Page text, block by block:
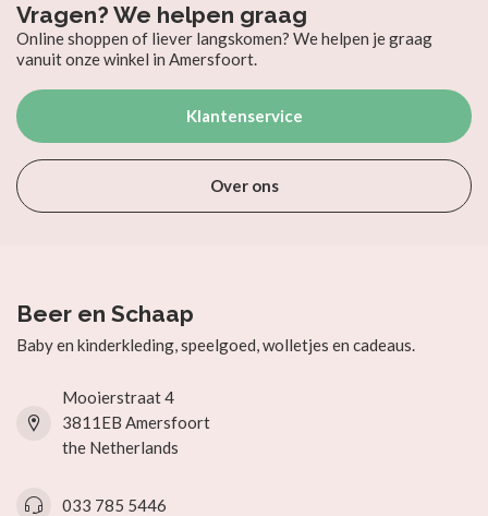
Vragen? We helpen graag
Online shoppen of liever langskomen? We helpen je graag
vanuit onze winkel in Amersfoort.
Klantenservice
Over ons
Beer en Schaap
Baby en kinderkleding, speelgoed, wolletjes en cadeaus.
Mooierstraat 4
3811EB Amersfoort
the Netherlands
033 785 5446